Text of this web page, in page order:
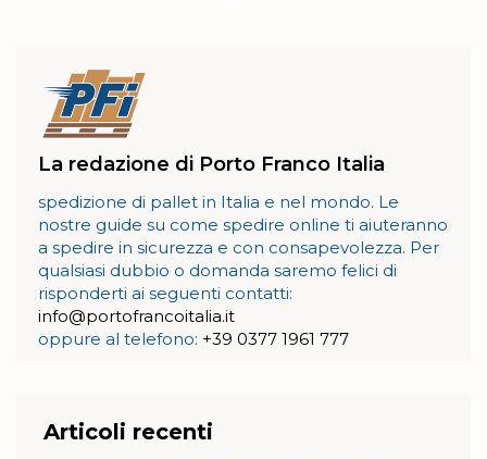
La redazione di Porto Franco Italia
spedizione di pallet in Italia e nel mondo. Le
nostre guide su come spedire online ti aiuteranno
a spedire in sicurezza e con consapevolezza. Per
qualsiasi dubbio o domanda saremo felici di
risponderti ai seguenti contatti:
info@portofrancoitalia.it
oppure al telefono: +39 0377 1961 777
Articoli recenti